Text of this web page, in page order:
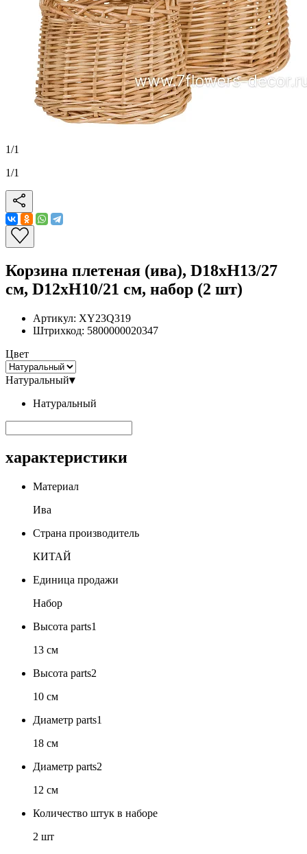
1/1
1/1
Корзина плетеная (ива), D18xH13/27
см, D12xH10/21 см, набор (2 шт)
Артикул: XY23Q319
Штрихкод: 5800000020347
Цвет
Натуральный▾
Натуральный
характеристики
Материал
Ива
Страна производитель
КИТАЙ
Единица продажи
Набор
Высота parts1
13 см
Высота parts2
10 см
Диаметр parts1
18 см
Диаметр parts2
12 см
Количество штук в наборе
2 шт